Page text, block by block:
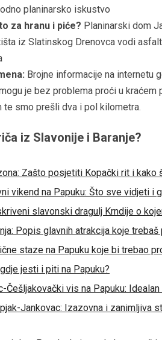
planinarsko iskustvo
za hranu i piće? Planinarski dom
iz Slatinskog Drenovca vodi
Brojne informacije na internetu
je bez problema proći u kraćem
te smo prešli dva i pol kilometra.
iz Slavonije i Baranje?
Zašto posjetiti Kopački rit i
vikend na Papuku: Što sve vidjeti i
slavonski dragulj Krndije o
Popis glavnih atrakcija koje
staze na Papuku koje bi trebao
jesti i piti na Papuku?
Češljakovački vis na Papuku:
Jankovac: Izazovna i zanimljiva